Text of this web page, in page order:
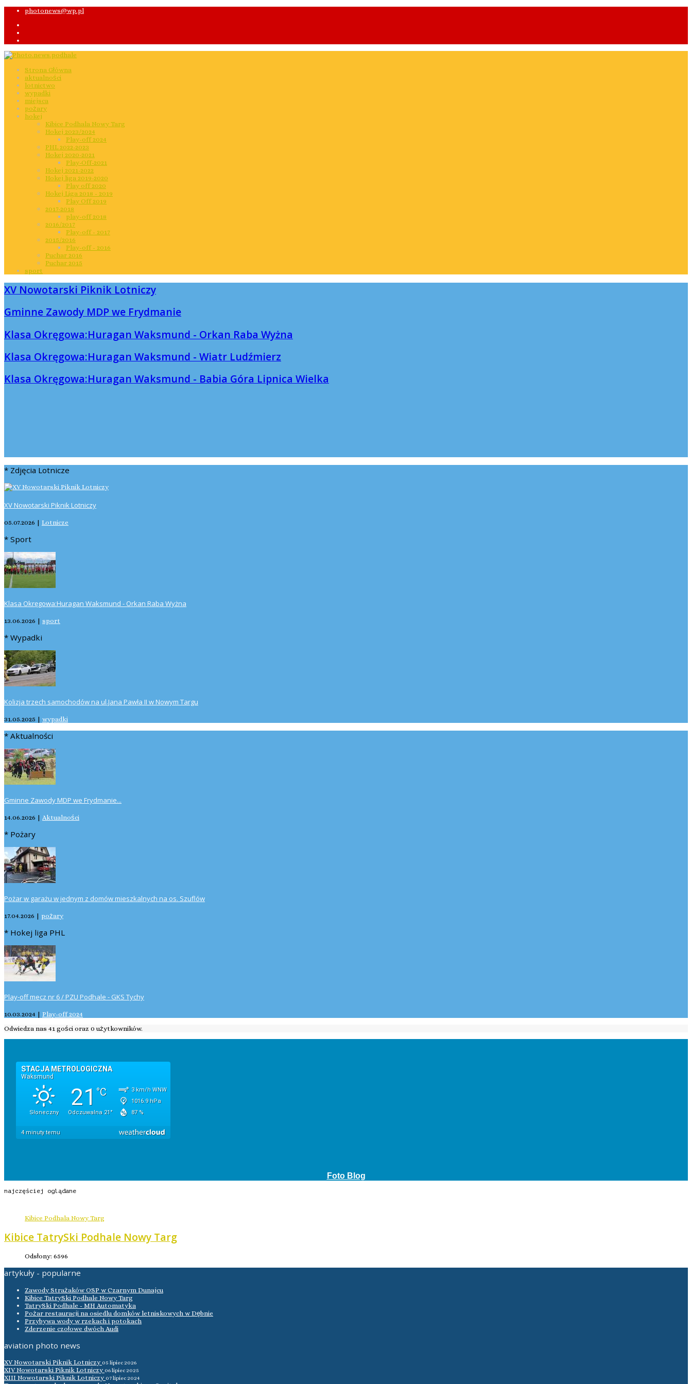
photonews@wp.pl
Strona Główna
aktualności
lotnictwo
wypadki
miejsca
pożary
hokej
Kibice Podhala Nowy Targ
Hokej 2023/2024
Play-off 2024
PHL 2022-2023
Hokej 2020-2021
Play-Off-2021
Hokej 2021-2022
Hokej liga 2019-2020
Play off 2020
Hokej Liga 2018 - 2019
Play Off 2019
2017-2018
play-off 2018
2016/2017
Play-off - 2017
2015/2016
Play-off - 2016
Puchar 2016
Puchar 2015
sport
XV Nowotarski Piknik Lotniczy
Gminne Zawody MDP we Frydmanie
Klasa Okręgowa:Huragan Waksmund - Orkan Raba Wyżna
Klasa Okręgowa:Huragan Waksmund - Wiatr Ludźmierz
Klasa Okręgowa:Huragan Waksmund - Babia Góra Lipnica Wielka
* Zdjęcia Lotnicze
XV Nowotarski Piknik Lotniczy
05.07.2026 | Lotnicze
* Sport
Klasa Okręgowa:Huragan Waksmund - Orkan Raba Wyżna
13.06.2026 | sport
* Wypadki
Kolizja trzech samochodów na ul.Jana Pawła II w Nowym Targu
31.05.2025 | wypadki
* Aktualności
Gminne Zawody MDP we Frydmanie...
14.06.2026 | Aktualności
* Pożary
Pożar w garażu w jednym z domów mieszkalnych na os. Szuflów
17.04.2026 | pożary
* Hokej liga PHL
Play-off mecz nr 6 / PZU Podhale - GKS Tychy
10.03.2024 | Play-off 2024
Odwiedza nas 41 gości oraz 0 użytkowników.
Foto Blog
najczęściej oglądane
Kibice Podhala Nowy Targ
Kibice TatrySki Podhale Nowy Targ
Odsłony: 6596
artykuły - popularne
Zawody Strażaków OSP w Czarnym Dunajcu
Kibice TatrySki Podhale Nowy Targ
TatrySki Podhale - MH Automatyka
Pożar restauracji na osiedlu domków letniskowych w Dębnie
Przybywa wody w rzekach i potokach
Zderzenie czołowe dwóch Audi
aviation photo news
XV Nowotarski Piknik Lotniczy 05 lipiec 2026
XIV Nowotarski Piknik Lotniczy 06 lipiec 2025
XIII Nowotarski Piknik Lotniczy 07 lipiec 2024